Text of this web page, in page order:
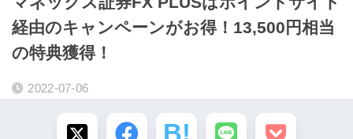
経由のキャンペーンがお得！13,500円相当
の特典獲得！
2022-07-06